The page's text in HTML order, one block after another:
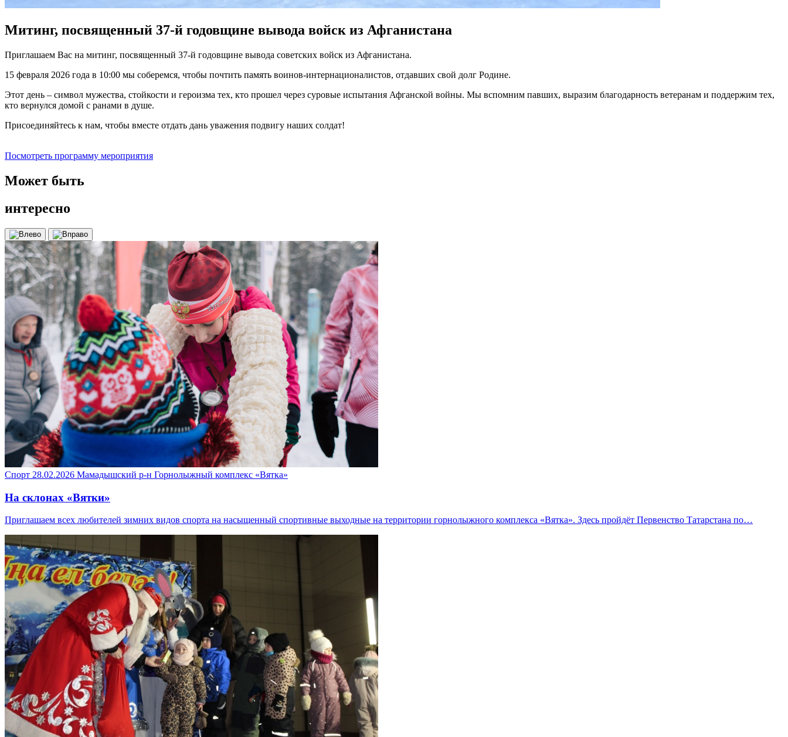
Митинг, посвященный 37-й годовщине вывода войск из Афганистана
Приглашаем Вас на митинг, посвященный 37-й годовщине вывода советских войск из Афганистана.
15 февраля 2026 года в 10:00 мы соберемся, чтобы почтить память воинов-интернационалистов, отдавших свой долг Родине.
Этот день – символ мужества, стойкости и героизма тех, кто прошел через суровые испытания Афганской войны. Мы вспомним павших, выразим благодарность ветеранам и поддержим тех,
кто вернулся домой с ранами в душе.
Присоединяйтесь к нам, чтобы вместе отдать дань уважения подвигу наших солдат!
Посмотреть программу мероприятия
Может быть
интересно
Спорт 28.02.2026 Мамадышский р-н Горнолыжный комплекс «Вятка»
На склонах «Вятки»
Приглашаем всех любителей зимних видов спорта на насыщенный спортивные выходные на территории горнолыжного комплекса «Вятка». Здесь пройдёт Первенство Татарстана по…